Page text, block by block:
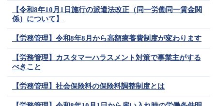
【令和8年10月1日施行の派遣法改正（同一労働同一賃金関
係）について】
【労務管理】令和8年8月から高額療養費制度が変わります
【労務管理】カスタマーハラスメント対策で事業主がする
べきこと
【労務管理】社会保険料の保険料調整制度とは